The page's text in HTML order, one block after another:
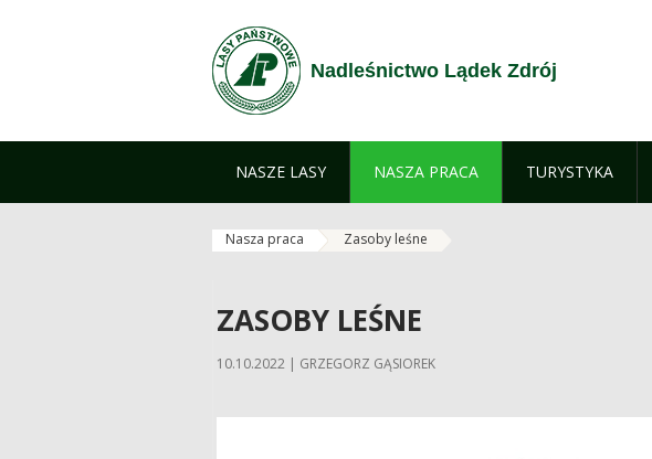
Nadleśnictwo Lądek Zdrój
NASZE LASY NASZA PRACA TURYSTYKA
Nasza praca Zasoby leśne
ZASOBY LEŚNE
10.10.2022 | GRZEGORZ GĄSIOREK